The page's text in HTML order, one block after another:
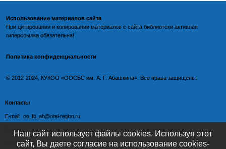
Использование материалов сайта
При цитировании и копировании материалов с сайта библиотеки активная
гиперссылка обязательна!
Политика конфиденциальности
©️ 2012-2024, КУКОО «ООСБС им. А. Г. Абашкина». Все права защищены.
Контакты
E-mail: oo_lib_ab@orel-region.ru
Телефон:
(4862) 77-09-75 (директор),
Наш сайт использует файлы cookies. Используя этот
сайт, Вы даете согласие на использование cookies-